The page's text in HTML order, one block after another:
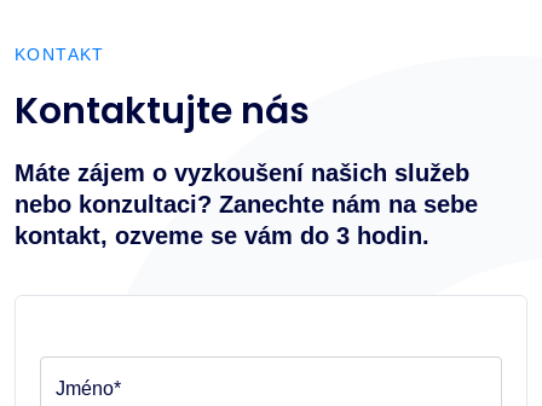
KONTAKT
Kontaktujte nás
Máte zájem o vyzkoušení našich služeb
nebo konzultaci? Zanechte nám na sebe
kontakt, ozveme se vám do 3 hodin.
Jméno*